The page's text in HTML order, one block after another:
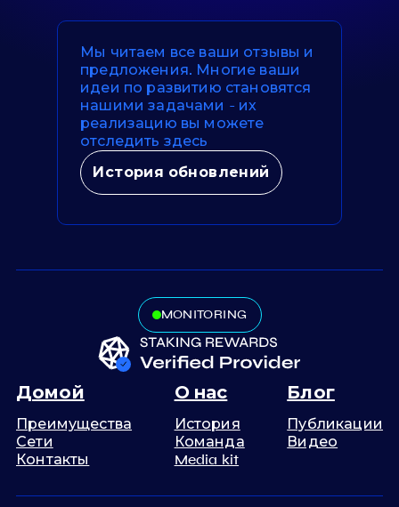
Мы читаем все ваши отзывы и
предложения. Многие ваши
идеи по развитию становятся
нашими задачами - их
реализацию вы можете
отследить здесь
История обновлений
MONITORING
Домой
Преимущества
Сети
Контакты
О нас
История
Команда
Media kit
Блог
Публикации
Видео